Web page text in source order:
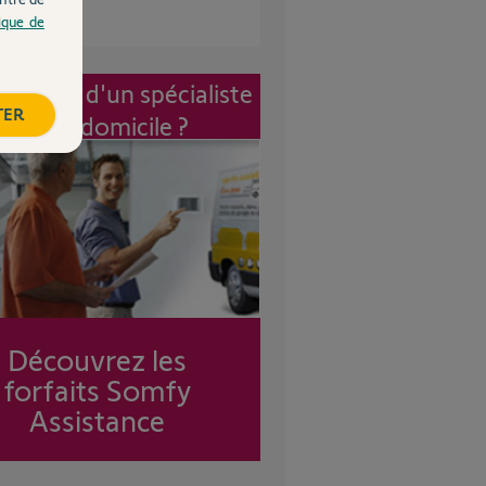
d'un spécialiste
à mon domicile ?
Découvrez les
forfaits Somfy
Assistance
de